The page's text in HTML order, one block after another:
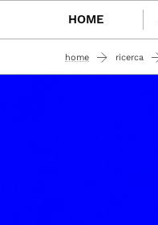
HOME
home ricerca